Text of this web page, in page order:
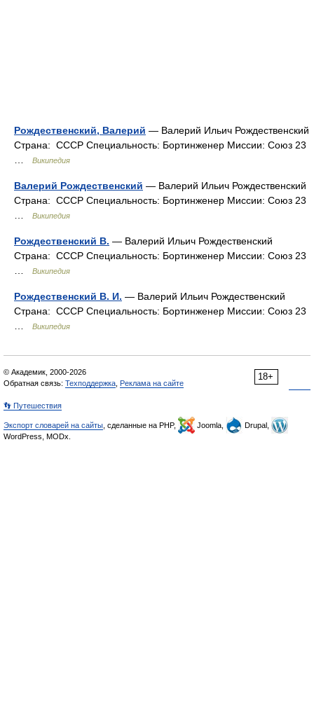
Рождественский, Валерий — Валерий Ильич Рождественский
Страна: СССР Специальность: Бортинженер Миссии: Союз 23
Википедия
Валерий Рождественский — Валерий Ильич Рождественский
Страна: СССР Специальность: Бортинженер Миссии: Союз 23
Википедия
Рождественский В. — Валерий Ильич Рождественский
Страна: СССР Специальность: Бортинженер Миссии: Союз 23
Википедия
Рождественский В. И. — Валерий Ильич Рождественский
Страна: СССР Специальность: Бортинженер Миссии: Союз 23
Википедия
18+
© Академик, 2000-2026
Обратная связь: Техподдержка Реклама на сайте
👣 Путешествия
Экспорт словарей на сайты , сделанные на PHP, Joomla,
Drupal,
WordPress, MODx.